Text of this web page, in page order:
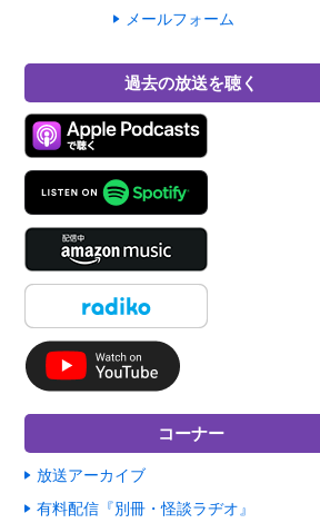
メールフォーム
過去の放送を聴く
コーナー
放送アーカイブ
有料配信『別冊・怪談ラヂオ』